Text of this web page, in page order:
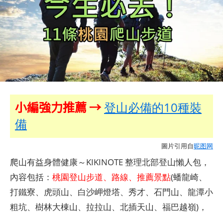
小編強力推薦 →登山必備的10種裝
備
圖片引用自昵图网
爬山有益身體健康～KIKINOTE 整理北部登山懶人包，
內容包括： 桃園登山步道、路線、推薦景點(蟠龍崎、
打鐵寮、虎頭山、白沙岬燈塔、秀才、石門山、龍潭小
粗坑、樹林大棟山、拉拉山、北插天山、福巴越嶺)，